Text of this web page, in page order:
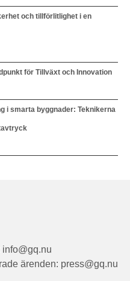
och tillförlitlighet i en
för Tillväxt och Innovation
i smarta byggnader: Teknikerna
info@gq.nu
ärenden: press@gq.nu